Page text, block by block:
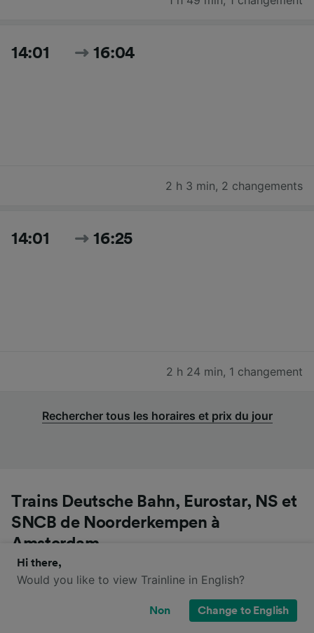
14:01 16:04
2 h 3 min, 2 changements
14:01 16:25
2 h 24 min, 1 changement
Rechercher tous les horaires et prix du jour
Trains Deutsche Bahn, Eurostar, NS et
SNCB de Noorderkempen à
Amsterdam
Vous pouvez voyager de Noorderkempen à
Amsterdam avec les trains Deutsche Bahn, Eurostar,
NS et SNCB. Attention : il est possible que le trajet soit
Hi there,
Would you like to view Trainline in English?
Non Change to English